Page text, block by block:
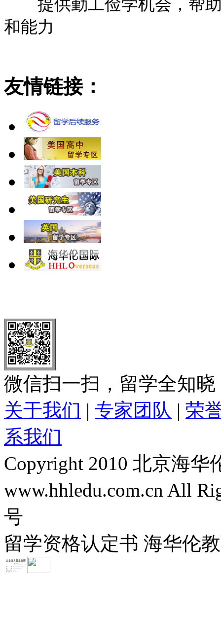
提供勤工俭学机会，帮助
和能力
友情链接：
微信扫一扫，留学全知晓
关于我们 | 专家团队 | 荣
系我们
Copyright 2010 北京海
www.hhledu.com.cn All
号
留学资格认定书 海华伦